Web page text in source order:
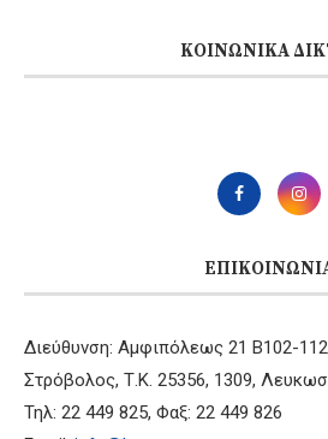
ΚΟΙΝΩΝΙΚΆ
Διεύθυνση: Αμφιπόλεως 21 B102-
Στρόβολος, Τ.Κ. 25356, 1309,
Τηλ: 22 449 825, Φαξ: 22 449 826